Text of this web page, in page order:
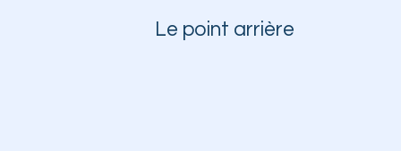
Le point arrière